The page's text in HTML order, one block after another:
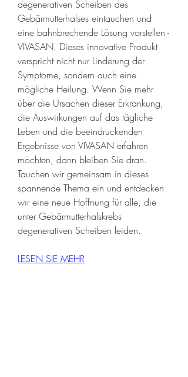
degenerativen Scheiben des
Gebärmutterhalses eintauchen und
eine bahnbrechende Lösung vorstellen -
VIVASAN. Dieses innovative Produkt
verspricht nicht nur Linderung der
Symptome, sondern auch eine
mögliche Heilung. Wenn Sie mehr
über die Ursachen dieser Erkrankung,
die Auswirkungen auf das tägliche
Leben und die beeindruckenden
Ergebnisse von VIVASAN erfahren
möchten, dann bleiben Sie dran.
Tauchen wir gemeinsam in dieses
spannende Thema ein und entdecken
wir eine neue Hoffnung für alle, die
unter Gebärmutterhalskrebs
degenerativen Scheiben leiden.
LESEN SIE MEHR